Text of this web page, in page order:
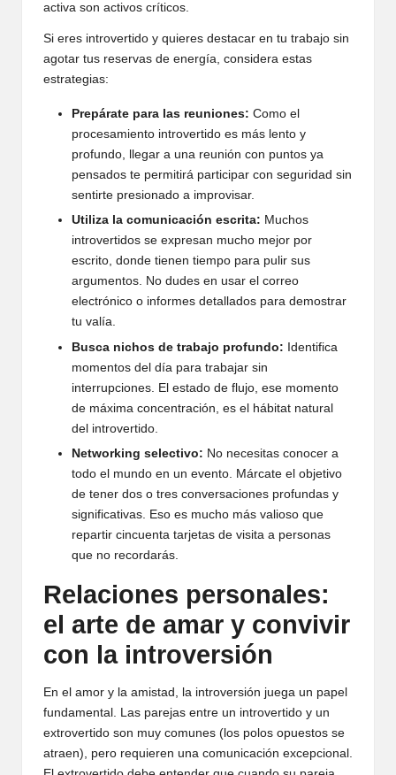
activa son activos críticos.
Si eres introvertido y quieres destacar en tu trabajo sin
agotar tus reservas de energía, considera estas
estrategias:
Prepárate para las reuniones: Como el
procesamiento introvertido es más lento y
profundo, llegar a una reunión con puntos ya
pensados te permitirá participar con seguridad sin
sentirte presionado a improvisar.
Utiliza la comunicación escrita: Muchos
introvertidos se expresan mucho mejor por
escrito, donde tienen tiempo para pulir sus
argumentos. No dudes en usar el correo
electrónico o informes detallados para demostrar
tu valía.
Busca nichos de trabajo profundo: Identifica
momentos del día para trabajar sin
interrupciones. El estado de flujo, ese momento
de máxima concentración, es el hábitat natural
del introvertido.
Networking selectivo: No necesitas conocer a
todo el mundo en un evento. Márcate el objetivo
de tener dos o tres conversaciones profundas y
significativas. Eso es mucho más valioso que
repartir cincuenta tarjetas de visita a personas
que no recordarás.
Relaciones personales:
el arte de amar y convivir
con la introversión
En el amor y la amistad, la introversión juega un papel
fundamental. Las parejas entre un introvertido y un
extrovertido son muy comunes (los polos opuestos se
atraen), pero requieren una comunicación excepcional.